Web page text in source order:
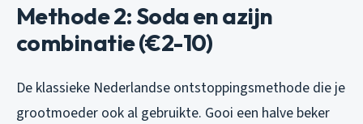
Methode 2: Soda en azijn
combinatie (€2-10)
De klassieke Nederlandse ontstoppingsmethode die je
grootmoeder ook al gebruikte. Gooi een halve beker